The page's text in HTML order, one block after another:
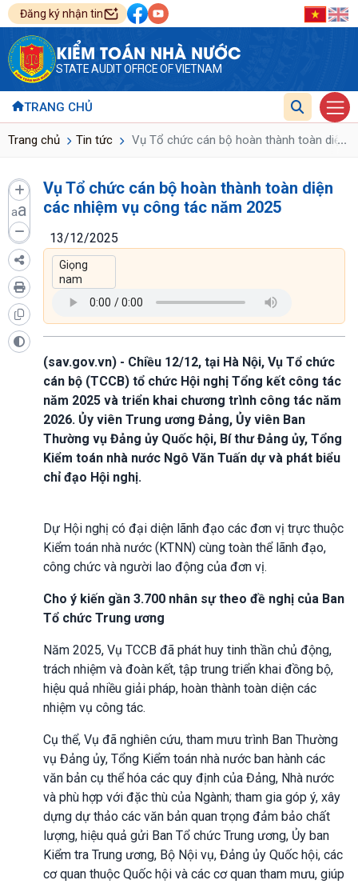
Đăng ký nhận tin
KIỂM TOÁN NHÀ NƯỚC
STATE AUDIT OFFICE OF VIETNAM
TRANG CHỦ
Trang chủ Tin tức Vụ Tổ chức cán bộ hoàn thành toàn diện
...
aa
Vụ Tổ chức cán bộ hoàn thành toàn diện
các nhiệm vụ công tác năm 2025
13/12/2025
(sav.gov.vn) - Chiều 12/12, tại Hà Nội, Vụ Tổ chức
cán bộ (TCCB) tổ chức Hội nghị Tổng kết công tác
năm 2025 và triển khai chương trình công tác năm
2026. Ủy viên Trung ương Đảng, Ủy viên Ban
Thường vụ Đảng ủy Quốc hội, Bí thư Đảng ủy, Tổng
Kiểm toán nhà nước Ngô Văn Tuấn dự và phát biểu
chỉ đạo Hội nghị.
Dự Hội nghị có đại diện lãnh đạo các đơn vị trực thuộc
Kiểm toán nhà nước (KTNN) cùng toàn thể lãnh đạo,
công chức và người lao động của đơn vị.
Cho ý kiến gần 3.700 nhân sự theo đề nghị của Ban
Tổ chức Trung ương
Năm 2025, Vụ TCCB đã phát huy tinh thần chủ động,
trách nhiệm và đoàn kết, tập trung triển khai đồng bộ,
hiệu quả nhiều giải pháp, hoàn thành toàn diện các
nhiệm vụ công tác.
Cụ thể, Vụ đã nghiên cứu, tham mưu trình Ban Thường
vụ Đảng ủy, Tổng Kiểm toán nhà nước ban hành các
văn bản cụ thể hóa các quy định của Đảng, Nhà nước
và phù hợp với đặc thù của Ngành; tham gia góp ý, xây
dựng dự thảo các văn bản quan trọng đảm bảo chất
lượng, hiệu quả gửi Ban Tổ chức Trung ương, Ủy ban
Kiểm tra Trung ương, Bộ Nội vụ, Đảng ủy Quốc hội, các
cơ quan thuộc Quốc hội và các cơ quan tham mưu, giúp